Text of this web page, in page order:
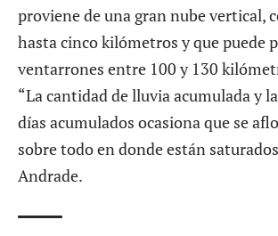
proviene de una gran nube vertical,
hasta cinco kilómetros y que puede
ventarrones entre 100 y 130
“La cantidad de lluvia acumulada y
días acumulados ocasiona que se
sobre todo en donde están
Andrade.